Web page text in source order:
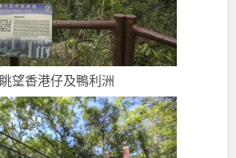
眺望香港仔及鴨利洲